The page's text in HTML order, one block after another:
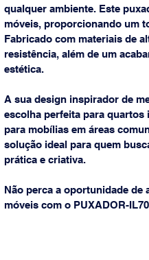
qualquer ambiente. Este
móveis, proporcionando um
Fabricado com materiais de
resistência, além de um
estética.
A sua design inspirador de
escolha perfeita para
para mobílias em áreas
solução ideal para quem
prática e criativa.
Não perca a oportunidade de
móveis com o PUXADOR-